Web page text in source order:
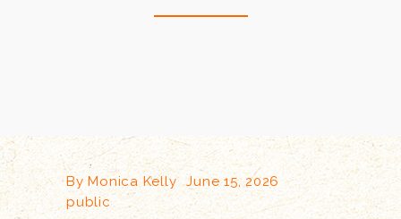
ByMonica Kelly
June 15, 2026
public